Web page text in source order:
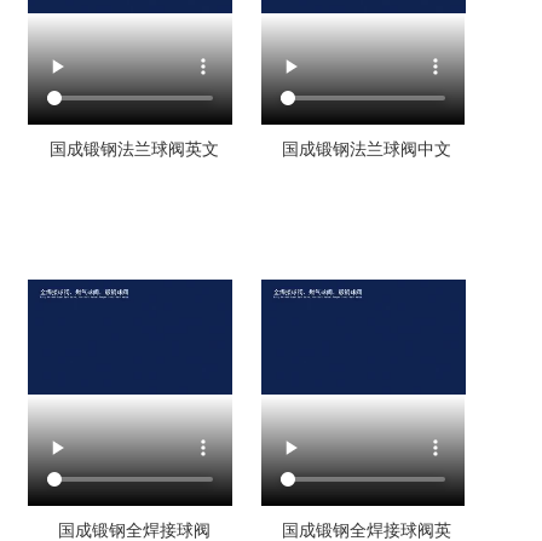
国成锻钢法兰球阀英文 国成锻钢法兰球阀中文
国成锻钢全焊接球阀 国成锻钢全焊接球阀英